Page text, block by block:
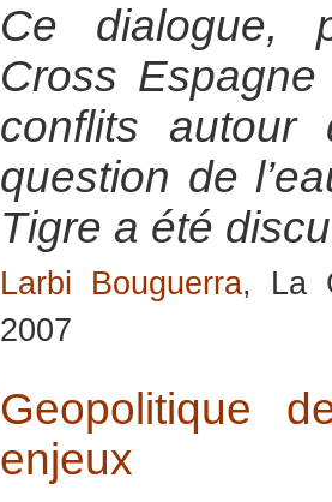
Ce dialogue,
Cross
conflits
question de
Tigre a été
Larbi Bouguerra, La
2007
Geopolitique
enjeux